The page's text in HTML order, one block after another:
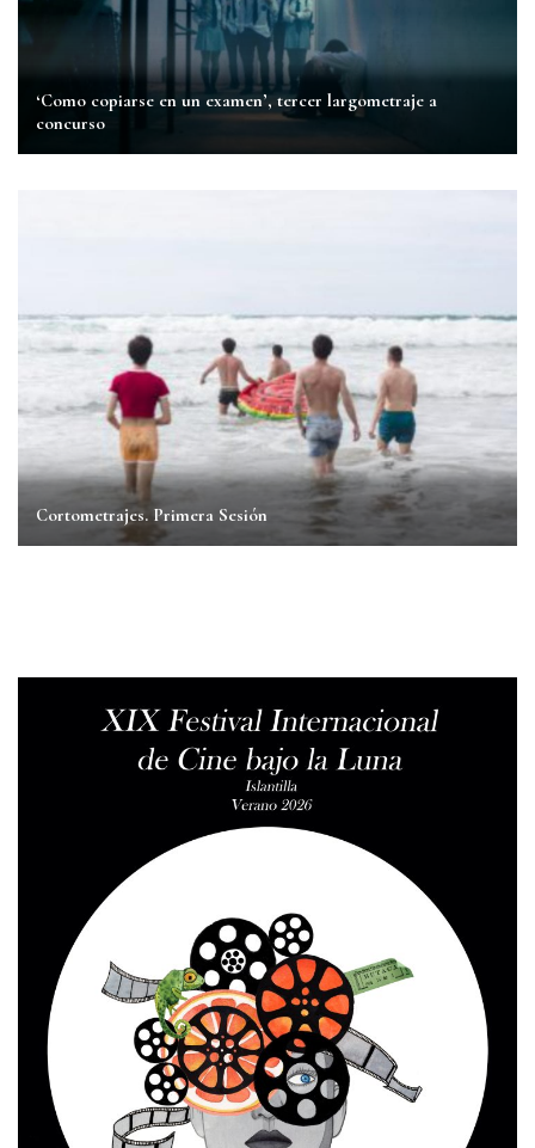
‘Como copiarse en un examen’, tercer largometraje a
concurso
Cortometrajes. Primera Sesión